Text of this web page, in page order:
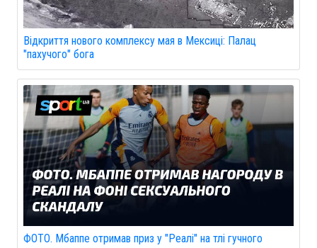
Відкриття нового комплексу мая в Мексиці: Палац
"пахучого" бога
ФОТО. Мбаппе отримав приз у "Реалі" на тлі гучного